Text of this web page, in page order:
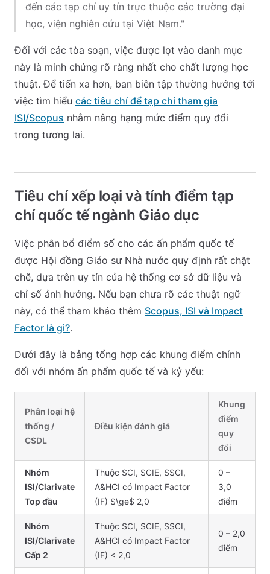
đến các tạp chí uy tín trực thuộc các trường đại
học, viện nghiên cứu tại Việt Nam."
Đối với các tòa soạn, việc được lọt vào danh mục
này là minh chứng rõ ràng nhất cho chất lượng học
thuật. Để tiến xa hơn, ban biên tập thường hướng tới
việc tìm hiểu các tiêu chí để tạp chí tham gia
ISI/Scopus nhằm nâng hạng mức điểm quy đổi
trong tương lai.
Tiêu chí xếp loại và tính điểm tạp
chí quốc tế ngành Giáo dục
Việc phân bổ điểm số cho các ấn phẩm quốc tế
được Hội đồng Giáo sư Nhà nước quy định rất chặt
chẽ, dựa trên uy tín của hệ thống cơ sở dữ liệu và
chỉ số ảnh hưởng. Nếu bạn chưa rõ các thuật ngữ
này, có thể tham khảo thêm Scopus, ISI và Impact
Factor là gì?.
Dưới đây là bảng tổng hợp các khung điểm chính
đối với nhóm ấn phẩm quốc tế và kỷ yếu:
Phân loại hệ
thống /
CSDL
Điều kiện đánh giá
Khung
điểm
quy
đổi
Nhóm
ISI/Clarivate
Top đầu
Thuộc SCI, SCIE, SSCI,
A&HCI có Impact Factor
(IF) $\ge$ 2,0
0 –
3,0
điểm
Nhóm
ISI/Clarivate
Cấp 2
Thuộc SCI, SCIE, SSCI,
A&HCI có Impact Factor
(IF) < 2,0
0 – 2,0
điểm